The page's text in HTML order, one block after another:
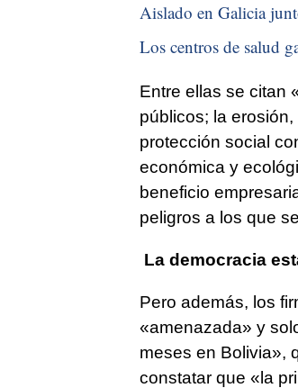
Aislado en Galicia
Los centros de salud
Entre ellas se citan
públicos; la
protección social
económica y
beneficio
peligros a los que
La democracia
Pero además, los
«amenazada» y
meses en Bolivia»,
constatar que «la